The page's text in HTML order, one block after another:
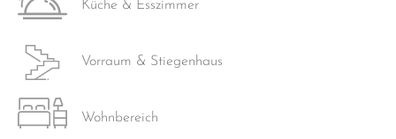
Küche & Esszimmer
Vorraum & Stiegenhaus
Wohnbereich